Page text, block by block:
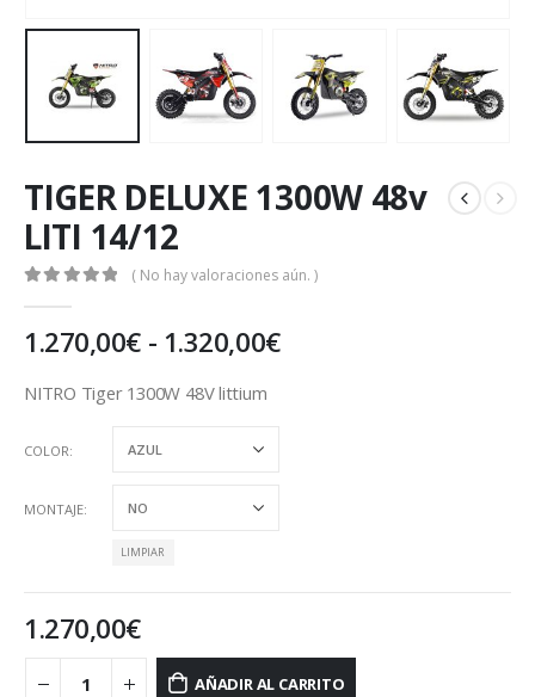
TIGER DELUXE 1300W 48v
LITI 14/12
( No hay valoraciones aún. )
1.270,00€ - 1.320,00€Rango
NITRO Tiger 1300W 48V littium
COLOR
MONTAJE
LIMPIAR
1.270,00€
AÑADIR AL CARRITO